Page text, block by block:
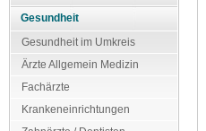
Gesundheit
Gesundheit im Umkreis
Ärzte Allgemein Medizin
Fachärzte
Krankeneinrichtungen